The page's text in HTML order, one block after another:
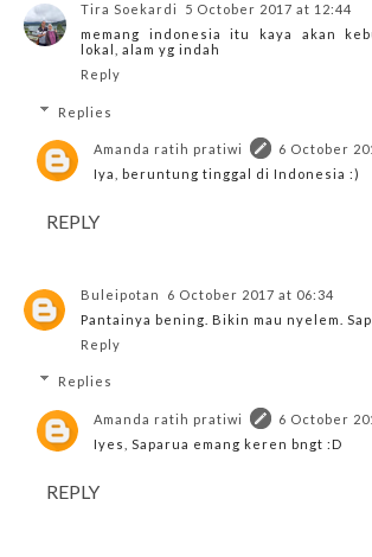
Tira Soekardi
5 October 2017 at 12:44
memang indonesia itu kaya akan
lokal, alam yg indah
Reply
Replies
Amanda ratih pratiwi
6 October
Iya, beruntung tinggal di Indonesia :)
REPLY
Buleipotan
6 October 2017 at 06:34
Pantainya bening. Bikin mau nyelem.
Reply
Replies
Amanda ratih pratiwi
6 October
Iyes, Saparua emang keren bngt :D
REPLY